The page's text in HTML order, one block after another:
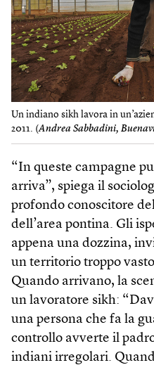
Un indiano sikh lavora in
2011. (Andrea Sabbadini,
“In queste campagne
arriva”, spiega il
profondo conoscitore
dell’area pontina. Gli
appena una dozzina,
un territorio troppo
Quando arrivano, la
un lavoratore sikh:
una persona che fa la
controllo avverte il
indiani irregolari.